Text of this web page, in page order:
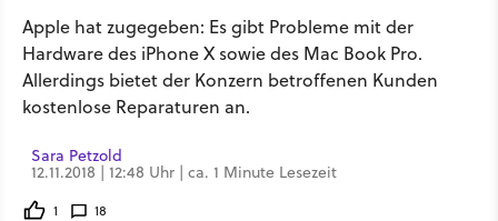
Apple hat zugegeben: Es gibt Probleme mit der
Hardware des iPhone X sowie des Mac Book Pro.
Allerdings bietet der Konzern betroffenen Kunden
kostenlose Reparaturen an.
Sara Petzold
12.11.2018 | 12:48 Uhr | ca. 1 Minute Lesezeit
1 18